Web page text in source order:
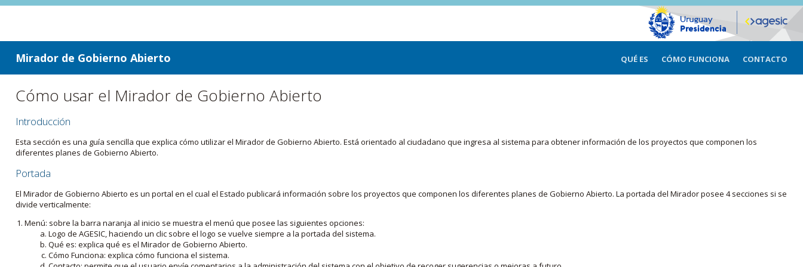
ir a contenido
ir al menú
Mirador de Gobierno Abierto QUÉ ES CÓMO FUNCIONA CONTACTO
Cómo usar el Mirador de Gobierno Abierto
Introducción
Esta sección es una guía sencilla que explica cómo utilizar el Mirador de Gobierno Abierto. Está orientado al ciudadano que ingresa al sistema para obtener información de los proyectos que componen los
diferentes planes de Gobierno Abierto.
Portada
El Mirador de Gobierno Abierto es un portal en el cual el Estado publicará información sobre los proyectos que componen los diferentes planes de Gobierno Abierto. La portada del Mirador posee 4 secciones si se
divide verticalmente:
Menú: sobre la barra naranja al inicio se muestra el menú que posee las siguientes opciones:
Logo de AGESIC, haciendo un clic sobre el logo se vuelve siempre a la portada del sistema.
Qué es: explica qué es el Mirador de Gobierno Abierto.
Cómo Funciona: explica cómo funciona el sistema.